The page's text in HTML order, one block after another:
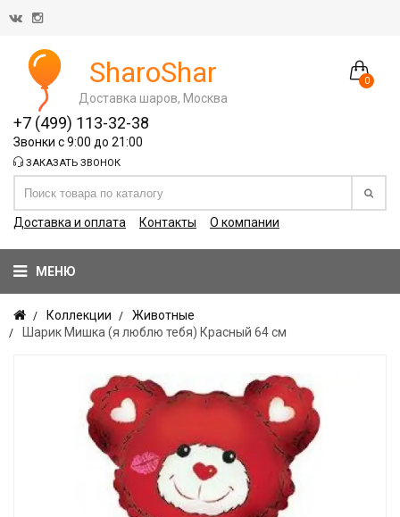
0
SharoShar
Доставка шаров, Москва
+7 (499) 113-32-38
Звонки с 9:00 до 21:00
ЗАКАЗАТЬ ЗВОНОК
Доставка и оплата Контакты О компании
МЕНЮ
Коллекции
Животные
Шарик Мишка (я люблю тебя) Красный 64 см